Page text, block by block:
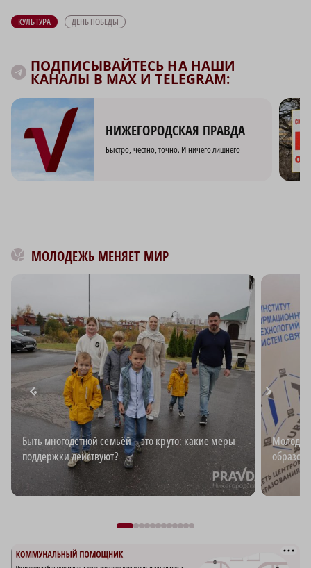
КУЛЬТУРА ДЕНЬ ПОБЕДЫ
ПОДПИСЫВАЙТЕСЬ НА НАШИ
КАНАЛЫ В MAX И TELEGRAM:
НИЖЕГОРОДСКАЯ ПРАВДА
Быстро, честно, точно. И ничего лишнего
МОЛОДЕЖЬ МЕНЯЕТ МИР
Быть многодетной семьёй – это круто: какие меры
поддержки действуют?